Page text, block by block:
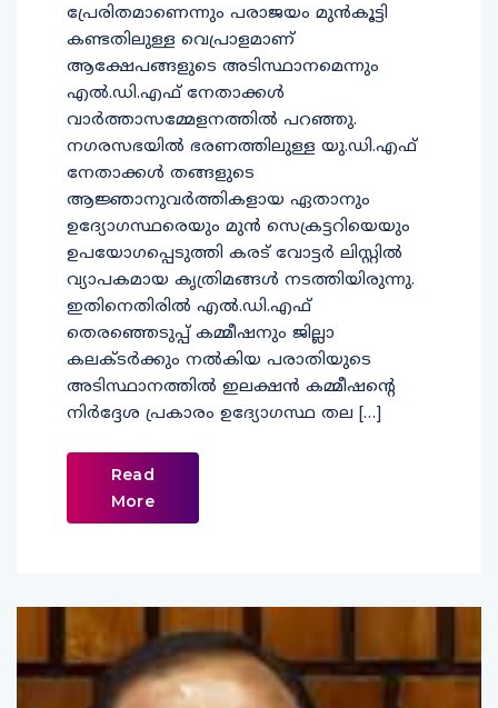
പ്രേരിതമാണെന്നും പരാജയം മുന്‍കൂട്ടി
കണ്ടതിലുള്ള വെപ്രാളമാണ്
ആക്ഷേപങ്ങളുടെ അടിസ്ഥാനമെന്നും
എല്‍.ഡി.എഫ് നേതാക്കള്‍
വാര്‍ത്താസമ്മേളനത്തില്‍ പറഞ്ഞു.
നഗരസഭയില്‍ ഭരണത്തിലുള്ള യു.ഡി.എഫ്
നേതാക്കള്‍ തങ്ങളുടെ
ആജ്ഞാനുവര്‍ത്തികളായ ഏതാനും
ഉദ്യോഗസ്ഥരെയും മുന്‍ സെക്രട്ടറിയെയും
ഉപയോഗപ്പെടുത്തി കരട് വോട്ടര്‍ ലിസ്റ്റില്‍
വ്യാപകമായ കൃത്രിമങ്ങള്‍ നടത്തിയിരുന്നു.
ഇതിനെതിരില്‍ എല്‍.ഡി.എഫ്
തെരഞ്ഞെടുപ്പ് കമ്മീഷനും ജില്ലാ
കലക്ടര്‍ക്കും നല്‍കിയ പരാതിയുടെ
അടിസ്ഥാനത്തില്‍ ഇലക്ഷന്‍ കമ്മീഷന്‍റെ
നിര്‍ദ്ദേശ പ്രകാരം ഉദ്യോഗസ്ഥ തല […]
Read
More